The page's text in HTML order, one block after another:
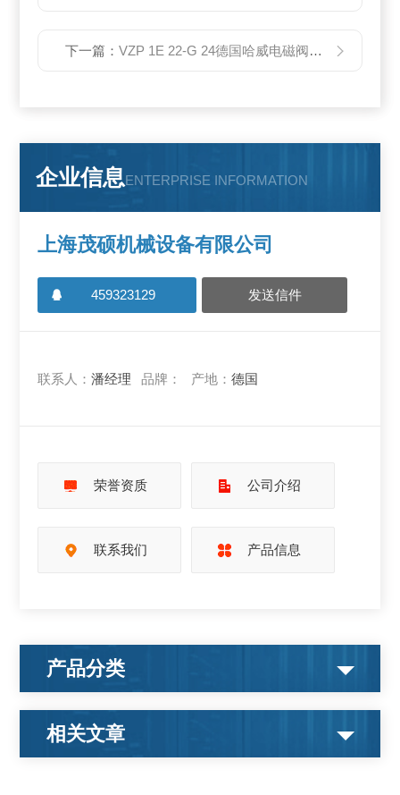
下一篇：VZP 1E 22-G 24德国哈威电磁阀，哈威平衡阀
企业信息ENTERPRISE INFORMATION
上海茂硕机械设备有限公司
459323129 发送信件
联系人：潘经理 品牌： 产地：德国
荣誉资质 公司介绍
联系我们 产品信息
产品分类
相关文章